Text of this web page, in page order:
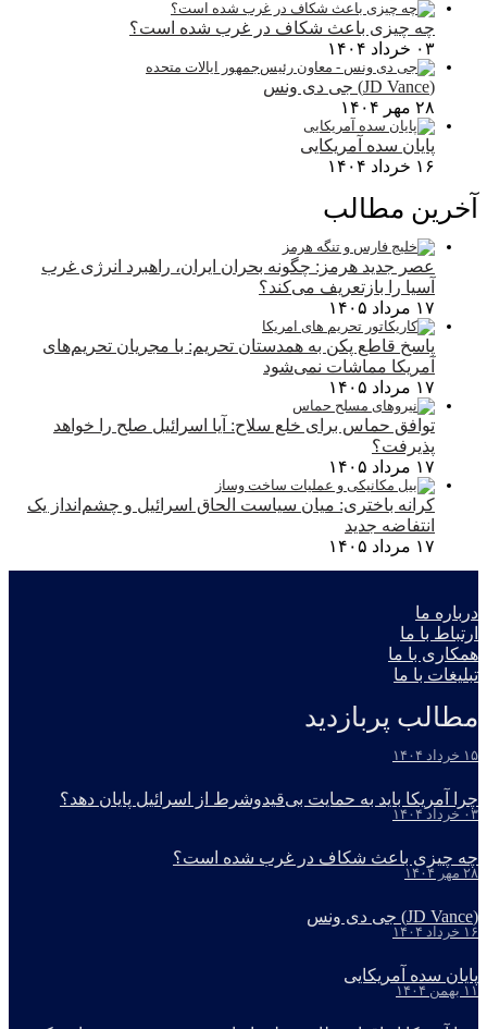
چه چیزی باعث شکاف در غرب شده است؟
۰۳ خرداد ۱۴۰۴
(JD Vance) جی دی ونس
۲۸ مهر ۱۴۰۴
پایان سده آمریکایی
۱۶ خرداد ۱۴۰۴
آخرین مطالب
عصر جدید هرمز: چگونه بحران ایران، راهبرد انرژی غرب
آسیا را بازتعریف می‌کند؟
۱۷ مرداد ۱۴۰۵
پاسخ قاطع پکن به همدستان تحریم: با مجریان تحریم‌های
آمریکا مماشات نمی‌شود
۱۷ مرداد ۱۴۰۵
توافق حماس برای خلع سلاح: آیا اسرائیل صلح را خواهد
پذیرفت؟
۱۷ مرداد ۱۴۰۵
کرانه باختری: میان سیاست الحاق اسرائیل و چشم‌انداز یک
انتفاضه جدید
۱۷ مرداد ۱۴۰۵
درباره ما
ارتباط با ما
همکاری با ما
تبلیغات با ما
مطالب پربازدید
۱۵ خرداد ۱۴۰۴
چرا آمریکا باید به حمایت بی‌قیدوشرط از اسرائیل پایان دهد؟
۰۳ خرداد ۱۴۰۴
چه چیزی باعث شکاف در غرب شده است؟
۲۸ مهر ۱۴۰۴
(JD Vance) جی دی ونس
۱۶ خرداد ۱۴۰۴
پایان سده آمریکایی
۱۱ بهمن ۱۴۰۴